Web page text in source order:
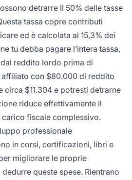
detrarre il 50% delle tasse
tassa copre contributi
ed è calcolata al 15,3% dei
tu debba pagare l’intera tassa,
reddito lordo prima di
affiliato con $80.000 di reddito
circa $11.304 e potresti detrarne
riduce effettivamente il
fiscale complessivo.
professionale
in corsi, certificazioni, libri e
migliorare le proprie
queste spese. Rientrano